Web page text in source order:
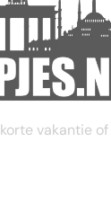
vakantie of